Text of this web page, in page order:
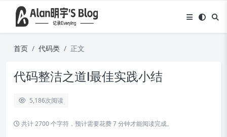
首页 代码类 正文
代码整洁之道Ⅰ最佳实践小结
5,186次阅读
共计 2700 个字符，预计需要花费 7 分钟才能阅读完成。